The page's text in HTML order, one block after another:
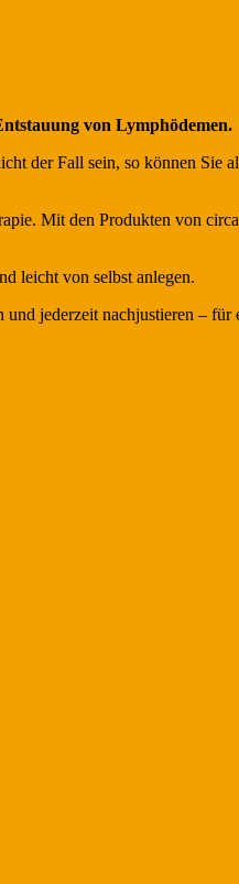
von Lymphödemen.
der Fall sein, so können Sie
Mit den Produkten von
leicht von selbst anlegen.
jederzeit nachjustieren –